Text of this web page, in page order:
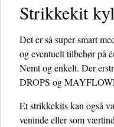
Strikkekit
Det er så super smart
og eventuelt tilbehør på
Nemt og enkelt. Der
DROPS og
Et strikkekits kan også
veninde eller som